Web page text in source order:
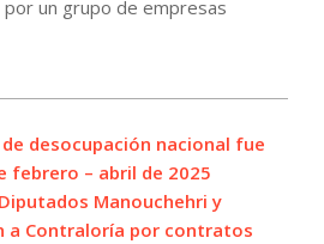
un grupo de empresas
desocupación nacional fue
febrero – abril de 2025
Manouchehri y
a Contraloría por contratos